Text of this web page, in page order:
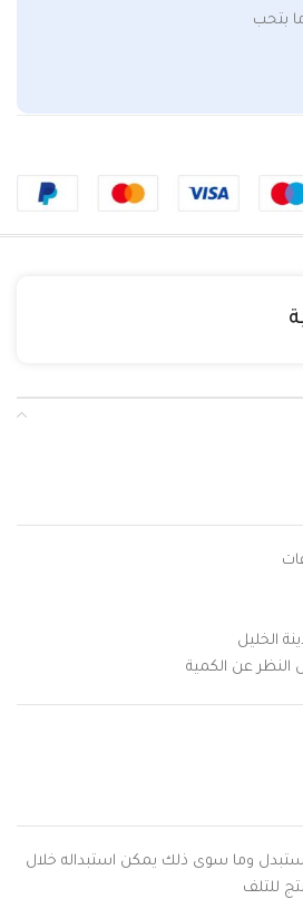
بتحب
الخليل
عن الكمية
تستبدل وما سوى ذلك يمكن استبداله خلال